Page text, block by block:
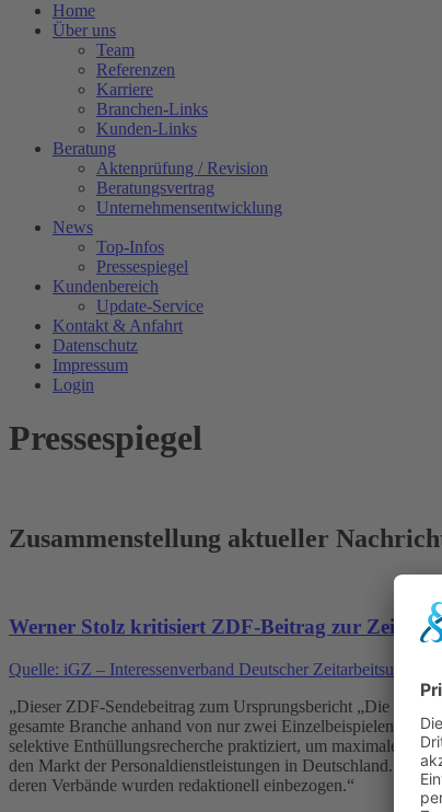
Home
Über uns
Team
Referenzen
Karriere
Branchen-Links
Kunden-Links
Beratung
Aktenprüfung / Revision
Beratungsvertrag
Unternehmensentwicklung
News
Top-Infos
Pressespiegel
Kundenbereich
Update-Service
Kontakt & Anfahrt
Datenschutz
Impressum
Login
Pressespiegel
Zusammenstellung aktueller
Werner Stolz kritisiert ZDF-Beitrag zur
Quelle: iGZ – Interessenverband Deutscher
„Dieser ZDF-Sendebeitrag zum Ursprungsbericht „Die
gesamte Branche anhand von nur zwei Einzelbeispielen
selektive Enthüllungsrecherche praktiziert, um maximale
den Markt der Personaldienstleistungen in Deutschland.
deren Verbände wurden redaktionell einbezogen.“